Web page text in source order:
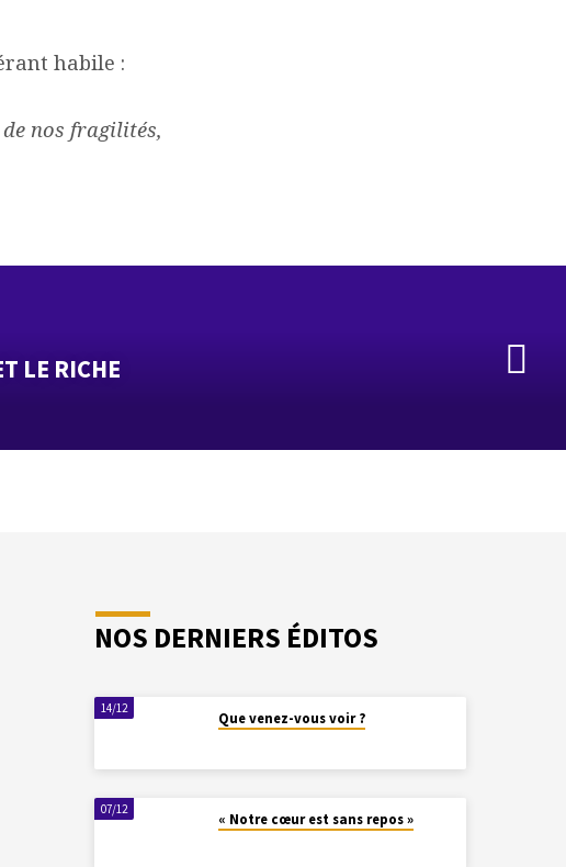
habile :
nos fragilités,
LE RICHE
NOS DERNIERS ÉDITOS
14/12
Que venez-vous voir ?
07/12
« Notre cœur est sans repos »